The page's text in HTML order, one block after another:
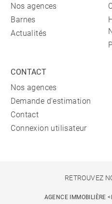
Nos agences
Barnes
Actualités
CONTACT
Nos agences
Demande d'estimation
Contact
Connexion utilisateur
RETROUVEZ
AGENCE IMMOBILIÈRE